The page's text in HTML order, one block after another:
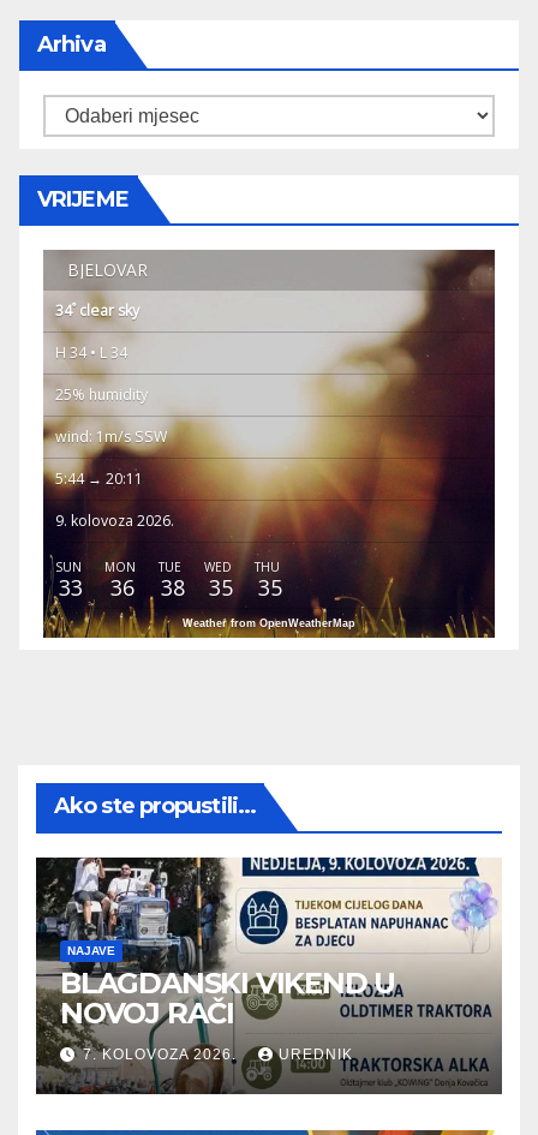
Arhiva
Arhiva
VRIJEME
BJELOVAR
34° clear sky
H 34 • L 34
25% humidity
wind: 1m/s SSW
5:44 → 20:11
9. kolovoza 2026.
SUN
33
MON
36
TUE
38
WED
35
THU
35
Weather from OpenWeatherMap
Ako ste propustili...
NAJAVE
BLAGDANSKI VIKEND U
NOVOJ RAČI
7. KOLOVOZA 2026. UREDNIK